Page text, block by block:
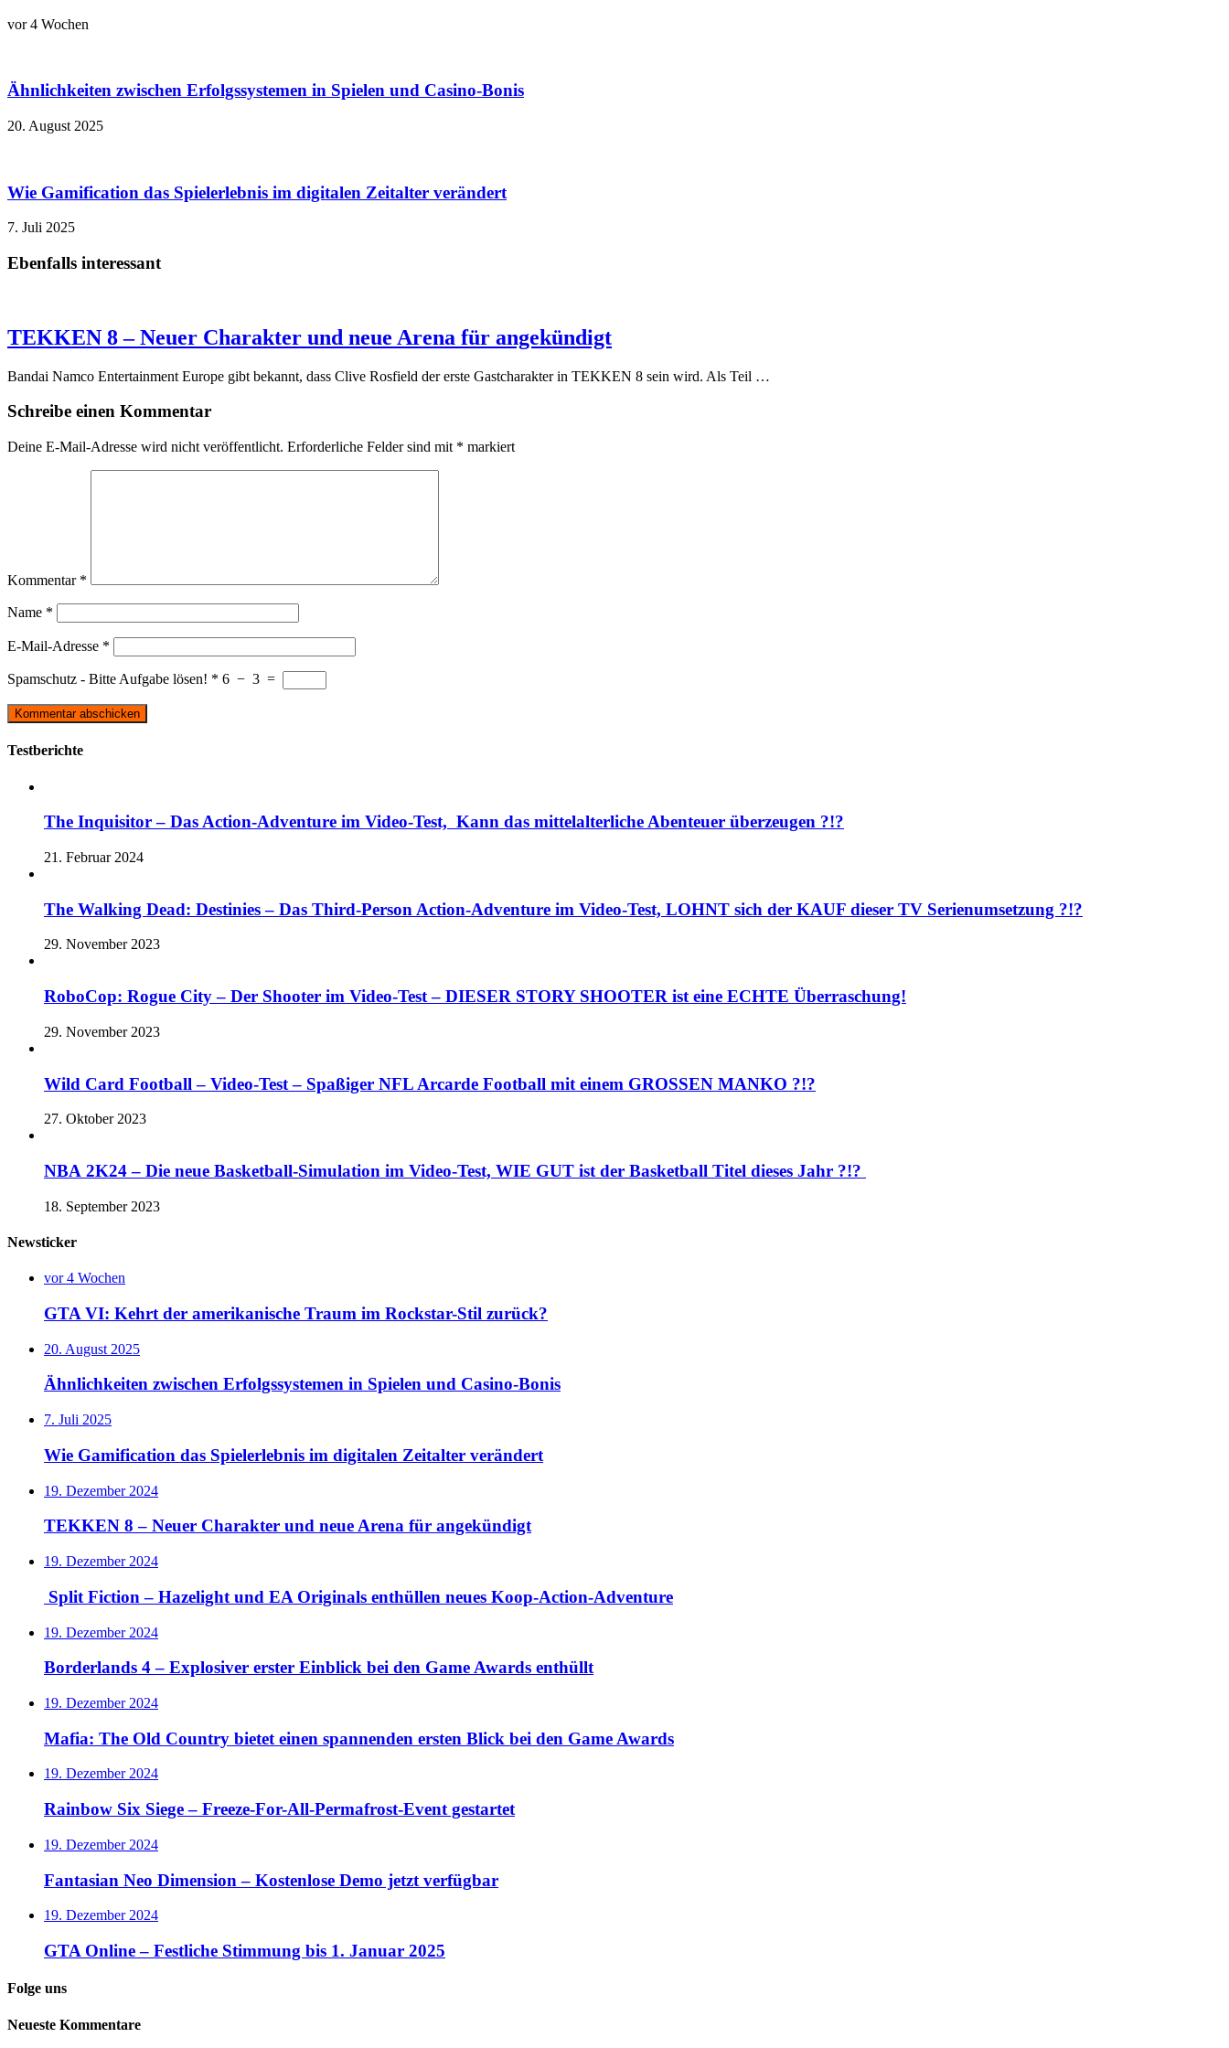
vor 4 Wochen
Ähnlichkeiten zwischen Erfolgssystemen in Spielen und Casino‑Bonis
20. August 2025
Wie Gamification das Spielerlebnis im digitalen Zeitalter verändert
7. Juli 2025
Ebenfalls interessant
TEKKEN 8 – Neuer Charakter und neue Arena für angekündigt
Bandai Namco Entertainment Europe gibt bekannt, dass Clive Rosfield der erste Gastcharakter in TEKKEN 8 sein wird. Als Teil …
Schreibe einen Kommentar
Deine E-Mail-Adresse wird nicht veröffentlicht. Erforderliche Felder sind mit * markiert
Kommentar *
Name *
E-Mail-Adresse *
Spamschutz - Bitte Aufgabe lösen! * 6 − 3 =
Testberichte
The Inquisitor – Das Action-Adventure im Video-Test, Kann das mittelalterliche Abenteuer überzeugen ?!?
21. Februar 2024
The Walking Dead: Destinies – Das Third-Person Action-Adventure im Video-Test, LOHNT sich der KAUF dieser TV Serienumsetzung ?!?
29. November 2023
RoboCop: Rogue City – Der Shooter im Video-Test – DIESER STORY SHOOTER ist eine ECHTE Überraschung!
29. November 2023
Wild Card Football – Video-Test – Spaßiger NFL Arcarde Football mit einem GROSSEN MANKO ?!?
27. Oktober 2023
NBA 2K24 – Die neue Basketball-Simulation im Video-Test, WIE GUT ist der Basketball Titel dieses Jahr ?!?
18. September 2023
Newsticker
vor 4 Wochen
GTA VI: Kehrt der amerikanische Traum im Rockstar-Stil zurück?
20. August 2025
Ähnlichkeiten zwischen Erfolgssystemen in Spielen und Casino‑Bonis
7. Juli 2025
Wie Gamification das Spielerlebnis im digitalen Zeitalter verändert
19. Dezember 2024
TEKKEN 8 – Neuer Charakter und neue Arena für angekündigt
19. Dezember 2024
Split Fiction – Hazelight und EA Originals enthüllen neues Koop-Action-Adventure
19. Dezember 2024
Borderlands 4 – Explosiver erster Einblick bei den Game Awards enthüllt
19. Dezember 2024
Mafia: The Old Country bietet einen spannenden ersten Blick bei den Game Awards
19. Dezember 2024
Rainbow Six Siege – Freeze-For-All-Permafrost-Event gestartet
19. Dezember 2024
Fantasian Neo Dimension – Kostenlose Demo jetzt verfügbar
19. Dezember 2024
GTA Online – Festliche Stimmung bis 1. Januar 2025
Folge uns
Neueste Kommentare